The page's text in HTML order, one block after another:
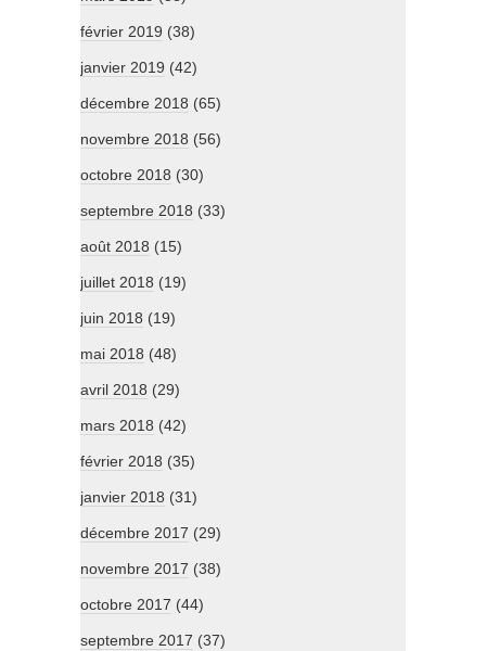
février 2019 (38)
janvier 2019 (42)
décembre 2018 (65)
novembre 2018 (56)
octobre 2018 (30)
septembre 2018 (33)
août 2018 (15)
juillet 2018 (19)
juin 2018 (19)
mai 2018 (48)
avril 2018 (29)
mars 2018 (42)
février 2018 (35)
janvier 2018 (31)
décembre 2017 (29)
novembre 2017 (38)
octobre 2017 (44)
septembre 2017 (37)